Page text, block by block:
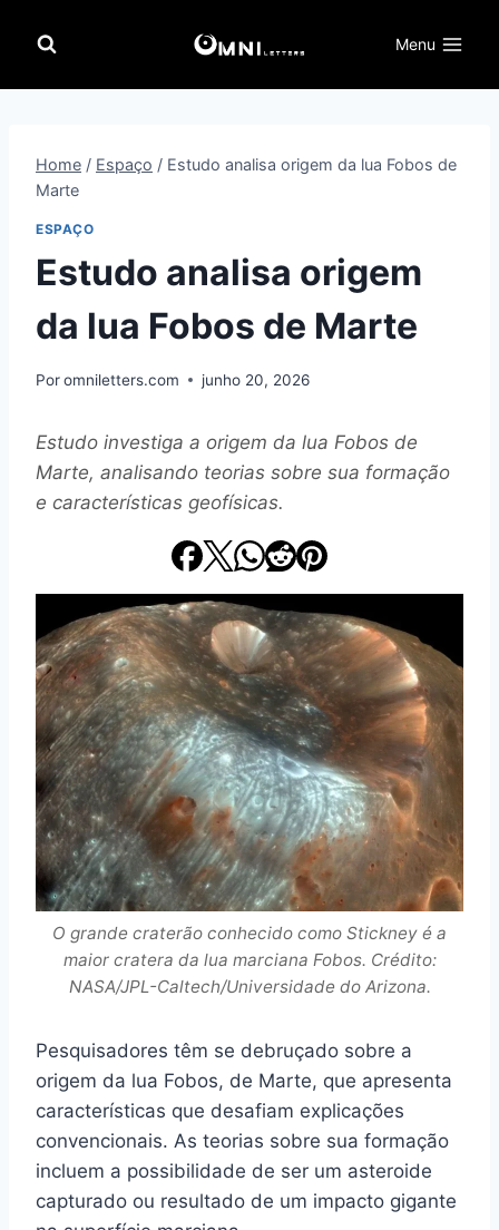
para
Menu
Home / Espaço / Estudo analisa origem da lua Fobos de
Marte
ESPAÇO
Estudo analisa origem
da lua Fobos de Marte
Poromniletters.com junho 20, 2026
Estudo investiga a origem da lua Fobos de
Marte, analisando teorias sobre sua formação
e características geofísicas.
O grande craterão conhecido como Stickney é a
maior cratera da lua marciana Fobos. Crédito:
NASA/JPL-Caltech/Universidade do Arizona.
Pesquisadores têm se debruçado sobre a
origem da lua Fobos, de Marte, que apresenta
características que desafiam explicações
convencionais. As teorias sobre sua formação
incluem a possibilidade de ser um asteroide
capturado ou resultado de um impacto gigante